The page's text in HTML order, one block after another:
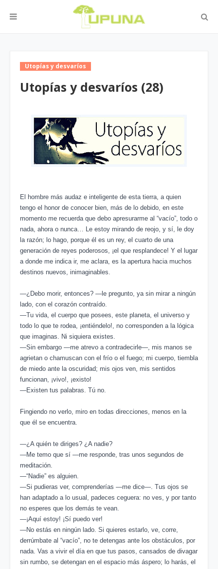
Utopías y desvaríos
Utopías y desvaríos (28)
El hombre más audaz e inteligente de esta tierra, a quien
tengo el honor de conocer bien, más de lo debido, en este
momento me recuerda que debo apresurarme al “vacío”, todo o
nada, ahora o nunca… Le estoy mirando de reojo, y sí, le doy
la razón; lo hago, porque él es un rey, el cuarto de una
generación de reyes poderosos, ¡el que resplandece! Y el lugar
a donde me indica ir, me aclara, es la apertura hacia muchos
destinos nuevos, inimaginables.
―¿Debo morir, entonces? ―le pregunto, ya sin mirar a ningún
lado, con el corazón contraído.
―Tu vida, el cuerpo que posees, este planeta, el universo y
todo lo que te rodea, ¡entiéndelo!, no corresponden a la lógica
que imaginas. Ni siquiera existes.
―Sin embargo ―me atrevo a contradecirle―, mis manos se
agrietan o chamuscan con el frío o el fuego; mi cuerpo, tiembla
de miedo ante la oscuridad; mis ojos ven, mis sentidos
funcionan, ¡vivo!, ¡existo!
―Existen tus palabras. Tú no.
Fingiendo no verlo, miro en todas direcciones, menos en la
que él se encuentra.
―¿A quién te diriges? ¿A nadie?
―Me temo que sí ―me responde, tras unos segundos de
meditación.
―“Nadie” es alguien.
―Si pudieras ver, comprenderías ―me dice―. Tus ojos se
han adaptado a lo usual, padeces ceguera: no ves, y por tanto
no esperes que los demás te vean.
―¡Aquí estoy! ¡Sí puedo ver!
―No estás en ningún lado. Si quieres estarlo, ve, corre,
derrúmbate al “vacío”, no te detengas ante los obstáculos, por
nada. Vas a vivir el día en que tus pasos, cansados de divagar
sin rumbo, se detengan en el espacio más áspero; lo harás, el